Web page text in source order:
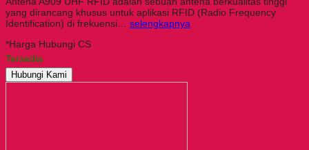
yang dirancang khusus untuk aplikasi RFID (Radio Frequency
Identification) di frekuensi… selengkapnya
*Harga Hubungi CS
Tersedia
Hubungi Kami